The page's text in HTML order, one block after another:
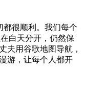
都很顺利。我们每个
白天分开，仍然保
夫用谷歌地图导航，
游，让每个人都开